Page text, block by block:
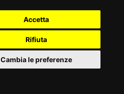
Accetta
Rifiuta
Cambia le preferenze